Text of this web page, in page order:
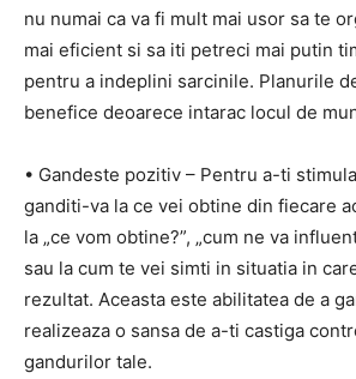
nu numai ca va fi mult mai usor sa te
mai eficient si sa iti petreci mai putin
pentru a indeplini sarcinile. Planurile
benefice deoarece intarac locul de
• Gandeste pozitiv – Pentru a-ti
ganditi-va la ce vei obtine din fiecare
la „ce vom obtine?”, „cum ne va
sau la cum te vei simti in situatia in
rezultat. Aceasta este abilitatea de a
realizeaza o sansa de a-ti castiga
gandurilor tale.